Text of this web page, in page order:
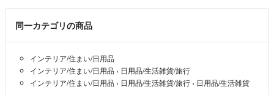
※取引完了後はいかなる理由があっても返品、返金、交換の対応はいた
しません。
同一カテゴリの商品
インテリア/住まい/日用品
インテリア/住まい/日用品 › 日用品/生活雑貨/旅行
インテリア/住まい/日用品 › 日用品/生活雑貨/旅行 › 日用品/生活雑貨